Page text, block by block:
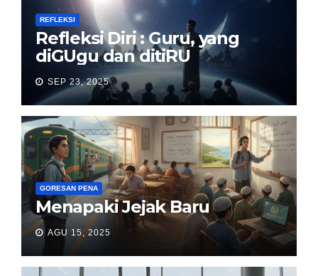
REFLEKSI
Refleksi Diri : Guru, yang
diGUgu dan ditiRU
SEP 23, 2025
GORESAN PENA
Menapaki Jejak Baru
AGU 15, 2025